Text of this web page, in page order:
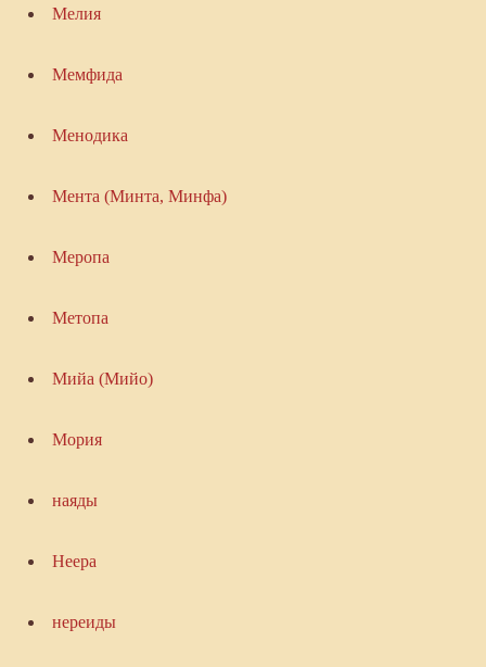
Мелия
Мемфида
Менодика
Мента (Минта, Минфа)
Меропа
Метопа
Мийа (Мийо)
Мория
наяды
Неера
нереиды